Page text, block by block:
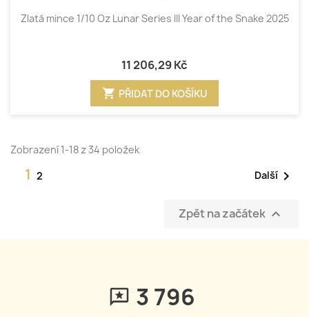
Zlatá mince 1/10 Oz Lunar Series III Year of the Snake 2025
11 206,29 Kč
shopping_cart PŘIDAT DO KOŠÍKU
Zobrazení 1-18 z 34 položek
1 2 Další 
Zpět na začátek 
3 796